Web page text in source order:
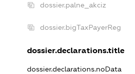
dossier.palne_akciz
dossier.bigTaxPayerReg
dossier.declarations.title
dossier.declarations.noData